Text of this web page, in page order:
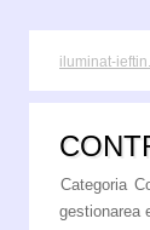
iluminat-
Categoria
gestionarea